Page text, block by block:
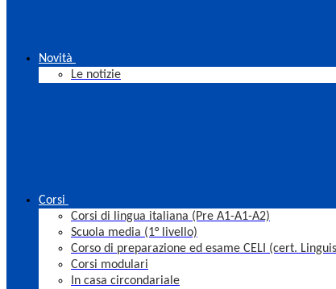
Novità
Le notizie
Corsi
Corsi di lingua italiana (Pre A1-A1-A2)
Scuola media (1° livello)
Corso di preparazione ed esame CELI (cert.
Corsi modulari
In casa circondariale